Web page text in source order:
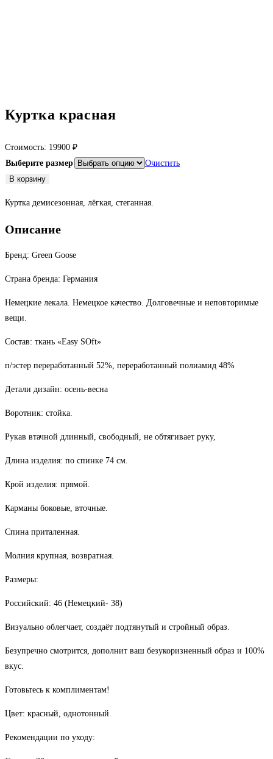
Куртка красная
Стоимость: 19900 ₽
Выберите размер
Очистить
Количество
Куртка
красная
В корзину
Куртка демисезонная, лёгкая, стеганная.
Описание
Бренд: Green Goose
Страна бренда: Германия
Немецкие лекала. Немецкое качество. Долговечные и неповторимые
вещи.
Состав: ткань «Eаsy SOft»
п/эстер переработанный 52%, переработанный полиамид 48%
Детали дизайн: осень-весна
Воротник: стойка.
Рукав втачной длинный, свободный, не обтягивает руку,
Длина изделия: по спинке 74 см.
Крой изделия: прямой.
Карманы боковые, вточные.
Спина приталенная.
Молния крупная, возвратная.
Размеры:
Российский: 46 (Немецкий- 38)
Визуально облегчает, создаёт подтянутый и стройный образ.
Безупречно смотрится, дополнит ваш безукоризненный образ и 100%
вкус.
Готовьтесь к комплиментам!
Цвет: красный, однотонный.
Рекомендации по уходу: